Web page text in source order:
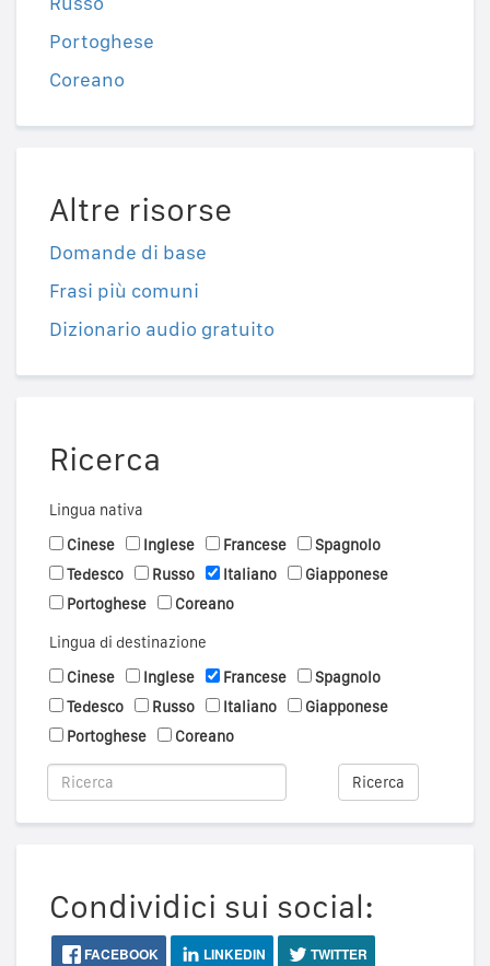
Portoghese
Coreano
Altre risorse
Domande di base
Frasi più comuni
Dizionario audio gratuito
Ricerca
Lingua nativa
Cinese
Inglese Francese
Spagnolo
Tedesco
Russo Italiano
Giapponese
Portoghese
Coreano
Lingua di destinazione
Cinese
Inglese Francese
Spagnolo
Tedesco
Russo Italiano
Giapponese
Portoghese
Coreano
Ricerca
Condividici sui social:
FACEBOOK LINKEDIN
TWITTER